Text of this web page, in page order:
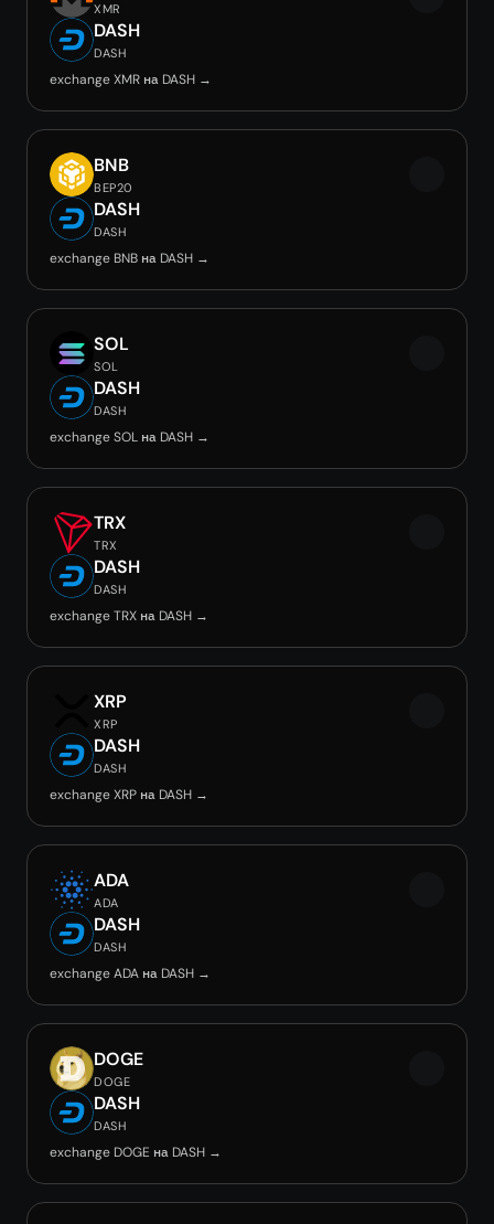
XMR
DASH
DASH
exchange XMR на DASH →
BNB
BEP20
DASH
DASH
exchange BNB на DASH →
SOL
SOL
DASH
DASH
exchange SOL на DASH →
TRX
TRX
DASH
DASH
exchange TRX на DASH →
XRP
XRP
DASH
DASH
exchange XRP на DASH →
ADA
ADA
DASH
DASH
exchange ADA на DASH →
DOGE
DOGE
DASH
DASH
exchange DOGE на DASH →